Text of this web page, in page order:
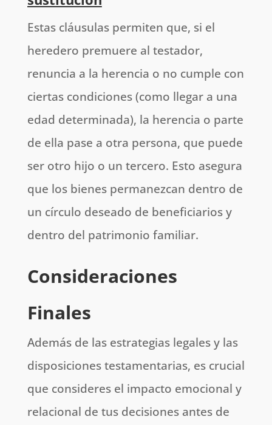
Estas cláusulas permiten que, si el
heredero premuere al testador,
renuncia a la herencia o no cumple con
ciertas condiciones (como llegar a una
edad determinada), la herencia o parte
de ella pase a otra persona, que puede
ser otro hijo o un tercero. Esto asegura
que los bienes permanezcan dentro de
un círculo deseado de beneficiarios y
dentro del patrimonio familiar.
Consideraciones
Finales
Además de las estrategias legales y las
disposiciones testamentarias, es crucial
que consideres el impacto emocional y
relacional de tus decisiones antes de